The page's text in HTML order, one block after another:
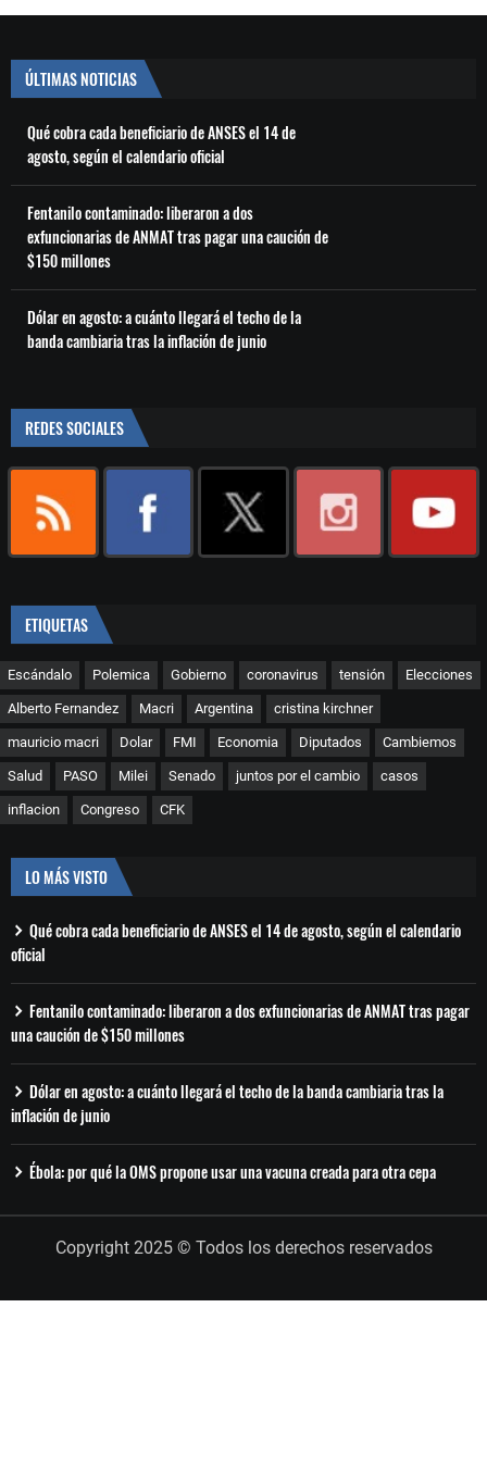
ÚLTIMAS NOTICIAS
Qué cobra cada beneficiario de ANSES el 14 de
agosto, según el calendario oficial
Fentanilo contaminado: liberaron a dos
exfuncionarias de ANMAT tras pagar una caución de
$150 millones
Dólar en agosto: a cuánto llegará el techo de la
banda cambiaria tras la inflación de junio
REDES SOCIALES
ETIQUETAS
Escándalo Polemica Gobierno coronavirus tensión Elecciones
Alberto Fernandez Macri Argentina cristina kirchner
mauricio macri Dolar FMI Economia Diputados Cambiemos
Salud PASO Milei Senado juntos por el cambio casos
inflacion Congreso CFK
LO MÁS VISTO
Qué cobra cada beneficiario de ANSES el 14 de agosto, según el calendario
oficial
Fentanilo contaminado: liberaron a dos exfuncionarias de ANMAT tras pagar
una caución de $150 millones
Dólar en agosto: a cuánto llegará el techo de la banda cambiaria tras la
inflación de junio
Ébola: por qué la OMS propone usar una vacuna creada para otra cepa
Copyright 2025 © Todos los derechos reservados